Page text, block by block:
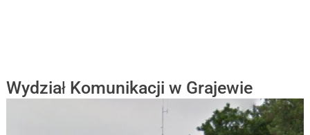
Wydział Komunikacji w Grajewie